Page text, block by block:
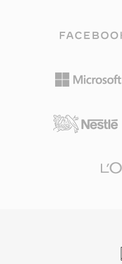
Maxis الكلاسيكية.
الزمني. يعمل AAC كتنسيق صوتي افتراضي في
مزاياه كفاءة الضغط
باستخدام مساحة
معدلات عينة من 8 كيلوهرتز إلى 96 كيلوهرتز وحتى
ومشغّل وسائط